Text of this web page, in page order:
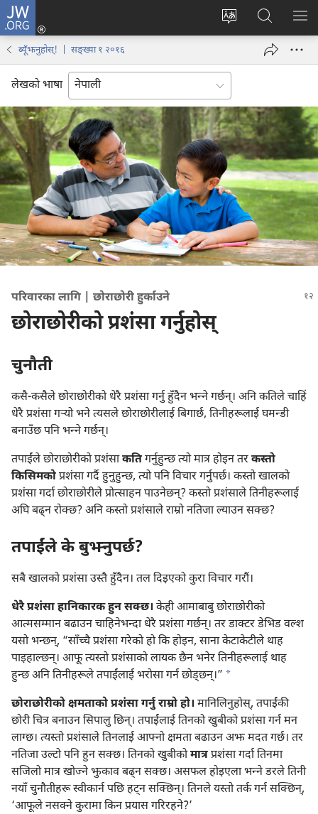
JW.ORG
वेब
परिवर्तन
गर्ने
प्रवेश
(ब्राउजरको
नयाँ
खुल्नेछ)
JW.ORG
मा
खोज्नुहोस्‌
मेनु
ब्यूँझनुहोस्! | सङ्ख्या १ २०१६
लेखको भाषा
परिवारका लागि | छोराछोरी हुर्काउने
छोराछोरीको प्रशंसा गर्नुहोस्‌
चुनौती
कसै-कसैले छोराछोरीको धेरै प्रशंसा गर्नु हुँदैन भन्‍ने गर्छन्‌। अनि कतिले चाहिं
धेरै प्रशंसा गऱ्‍यो भने त्यसले छोराछोरीलाई बिगार्छ, तिनीहरूलाई घमन्डी
बनाउँछ पनि भन्‍ने गर्छन्‌।
तपाईंले छोराछोरीको प्रशंसाकतिगर्नुहुन्छ त्यो मात्र होइन तरकस्तो
किसिमकोप्रशंसा गर्दै हुनुहुन्छ, त्यो पनि विचार गर्नुपर्छ। कस्तो खालको
प्रशंसा गर्दा छोराछोरीले प्रोत्साहन पाउनेछन्‌? कस्तो प्रशंसाले तिनीहरूलाई
अघि बढ्‌न रोक्छ? अनि कस्तो प्रशंसाले राम्रो नतिजा ल्याउन सक्छ?
तपाईंले के बुझ्नुपर्छ?
सबै खालको प्रशंसा उस्तै हुँदैन। तल दिइएको कुरा विचार गरौं।
धेरै प्रशंसा हानिकारक हुन सक्छ। केही आमाबाबु छोराछोरीको
आत्मसम्मान बढाउन चाहिनेभन्दा धेरै प्रशंसा गर्छन्‌। तर डाक्टर डेभिड वल्श
यसो भन्छन्‌, “साँच्चै प्रशंसा गरेको हो कि होइन, साना केटाकेटीले थाह
पाइहाल्छन्‌। आफू त्यस्तो प्रशंसाको लायक छैन भनेर तिनीहरूलाई थाह
हुन्छ अनि तिनीहरूले तपाईंलाई भरोसा गर्न छोड्‌छन्‌।” a
छोराछोरीको क्षमताको प्रशंसा गर्नु राम्रो हो। मानिलिनुहोस्‌, तपाईंकी
छोरी चित्र बनाउन सिपालु छिन्‌। तपाईंलाई तिनको खुबीको प्रशंसा गर्न मन
लाग्छ। त्यस्तो प्रशंसाले तिनलाई आफ्नो क्षमता बढाउन अझ मदत गर्छ। तर
नतिजा उल्टो पनि हुन सक्छ। तिनको खुबीकोमात्रप्रशंसा गर्दा तिनमा
सजिलो मात्र खोज्ने झुकाव बढ्‌न सक्छ। असफल होइएला भन्‍ने डरले तिनी
नयाँ चुनौतीहरू स्वीकार्न पछि हट्‌न सक्छिन्‌। तिनले यस्तो तर्क गर्न सक्छिन्‌,
‘आफूले नसक्ने कुरामा किन प्रयास गरिरहने?’